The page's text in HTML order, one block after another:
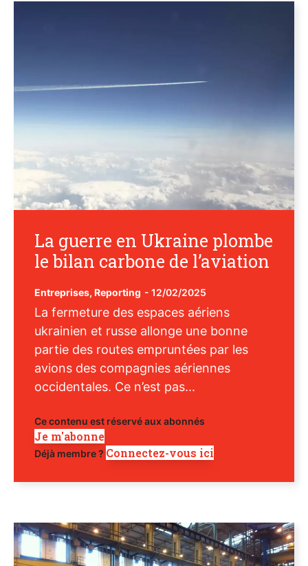
La guerre en Ukraine plombe
le bilan carbone de l’aviation
Entreprises, Reporting - 12/02/2025
La fermeture des espaces aériens
ukrainien et russe allonge une bonne
partie des routes empruntées par les
avions des compagnies aériennes
occidentales. Ce n’est pas...
Ce contenu est réservé aux abonnés
Je m'abonne
Déjà membre ? Connectez-vous ici